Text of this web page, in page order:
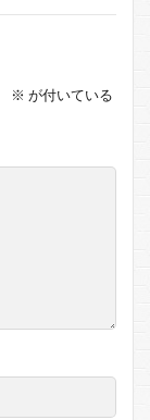
※ が付いている